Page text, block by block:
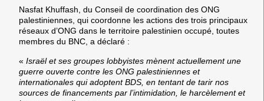
Nasfat Khuffash, du Conseil de coordination des ONG
palestiniennes, qui coordonne les actions des trois principaux
réseaux d’ONG dans le territoire palestinien occupé, toutes
membres du BNC, a déclaré :
« Israël et ses groupes lobbyistes mènent actuellement une
guerre ouverte contre les ONG palestiniennes et
internationales qui adoptent BDS, en tentant de tarir nos
sources de financements par l’intimidation, le harcèlement et